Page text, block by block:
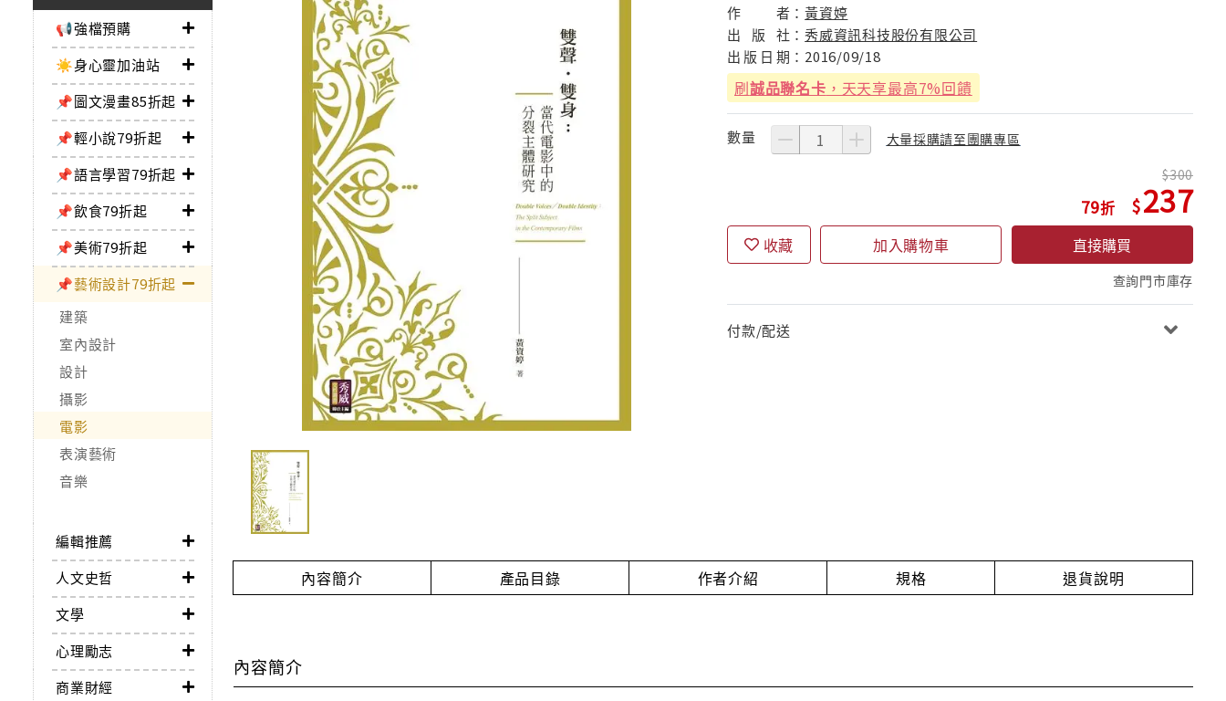
📢強檔預購
☀️身心靈加油站
📌圖文漫畫85折起
📌輕小說79折起
📌語言學習79折起
📌飲食79折起
📌美術79折起
📌藝術設計79折起
建築
室內設計
設計
攝影
電影
表演藝術
音樂
編輯推薦
人文史哲
文學
心理勵志
商業財經
作 者：黃資婷
出
版 社：秀威資訊科技股份有限公司
出 版 日 期： 2016/09/18
刷誠品聯名卡 ，天天享最高7%回饋
數量 大量採購請至團購專區
79
300
237
收藏 加入購物車 直接購買
查詢門市庫存
付款/配送
內容簡介 產品目錄 作者介紹 規格 退貨說明
內容簡介